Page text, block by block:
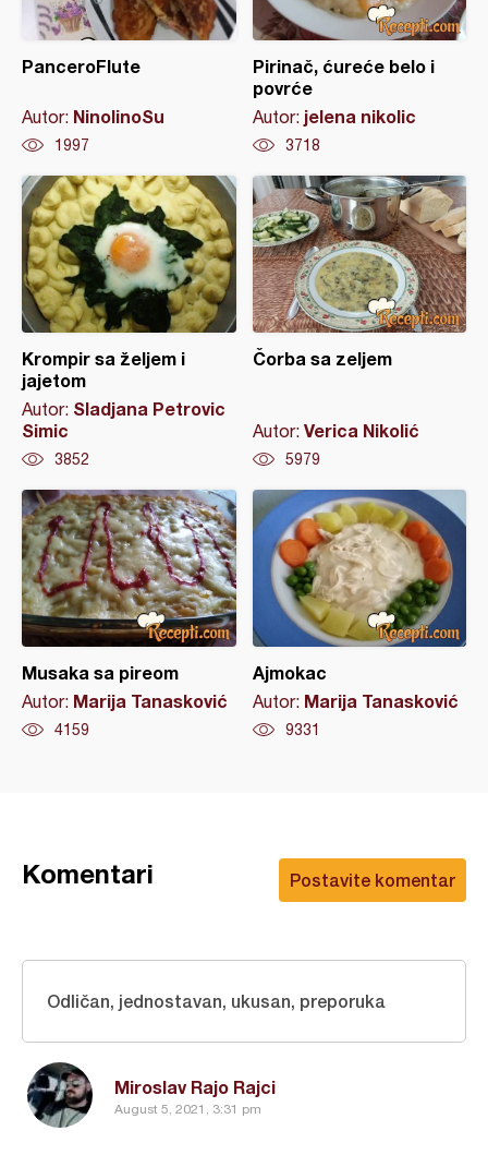
PanceroFlute
Autor: NinolinoSu
1997
Pirinač, ćureće belo i
povrće
Autor: jelena nikolic
3718
Krompir sa željem i
jajetom
Autor: Sladjana Petrovic
Simic
3852
Čorba sa zeljem
Autor: Verica Nikolić
5979
Musaka sa pireom
Autor: Marija Tanasković
4159
Ajmokac
Autor: Marija Tanasković
9331
Postavite komentar
Komentari
Miroslav Rajo Rajci
August 5, 2021, 3:31 pm
Odličan, jednostavan, ukusan, preporuka